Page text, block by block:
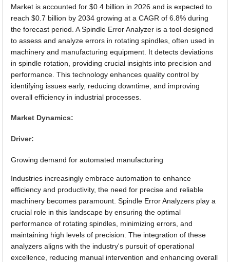
Market is accounted for $0.4 billion in 2026 and is expected to
reach $0.7 billion by 2034 growing at a CAGR of 6.8% during
the forecast period. A Spindle Error Analyzer is a tool designed
to assess and analyze errors in rotating spindles, often used in
machinery and manufacturing equipment. It detects deviations
in spindle rotation, providing crucial insights into precision and
performance. This technology enhances quality control by
identifying issues early, reducing downtime, and improving
overall efficiency in industrial processes.
Market Dynamics:
Driver:
Growing demand for automated manufacturing
Industries increasingly embrace automation to enhance
efficiency and productivity, the need for precise and reliable
machinery becomes paramount. Spindle Error Analyzers play a
crucial role in this landscape by ensuring the optimal
performance of rotating spindles, minimizing errors, and
maintaining high levels of precision. The integration of these
analyzers aligns with the industry's pursuit of operational
excellence, reducing manual intervention and enhancing overall